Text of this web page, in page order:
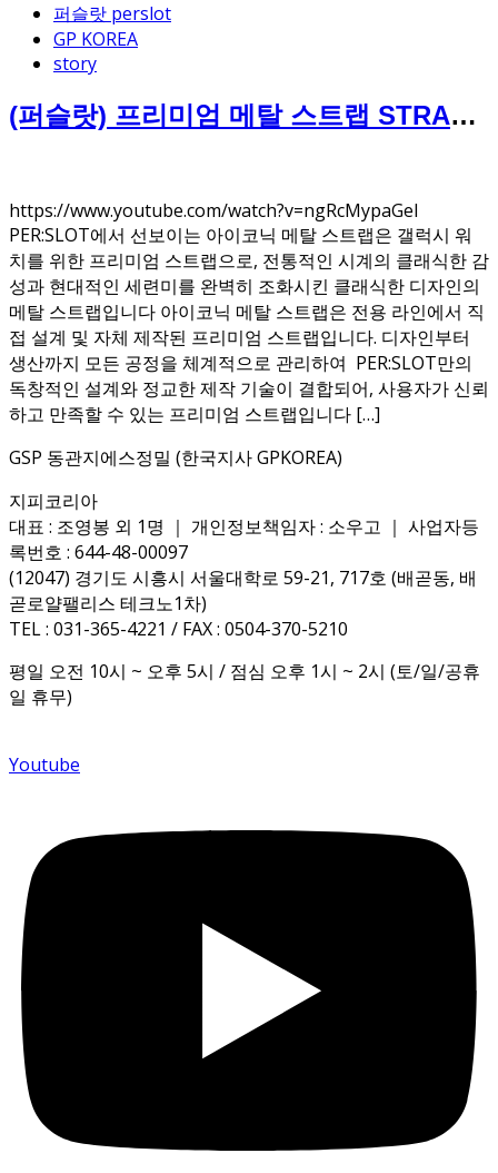
퍼슬랏 perslot
GP KOREA
story
(퍼슬랏) 프리미엄 메탈 스트랩 STRAP
https://www.youtube.com/watch?v=ngRcMypaGeI
PER:SLOT에서 선보이는 아이코닉 메탈 스트랩은 갤럭시 워
치를 위한 프리미엄 스트랩으로, 전통적인 시계의 클래식한 감
성과 현대적인 세련미를 완벽히 조화시킨 클래식한 디자인의
메탈 스트랩입니다 아이코닉 메탈 스트랩은 전용 라인에서 직
접 설계 및 자체 제작된 프리미엄 스트랩입니다. 디자인부터
생산까지 모든 공정을 체계적으로 관리하여 PER:SLOT만의
독창적인 설계와 정교한 제작 기술이 결합되어, 사용자가 신뢰
하고 만족할 수 있는 프리미엄 스트랩입니다 […]
GSP 동관지에스정밀 (한국지사 GPKOREA)
지피코리아
대표 : 조영봉 외 1명 ｜ 개인정보책임자 : 소우고 ｜ 사업자등
록번호 : 644-48-00097
(12047) 경기도 시흥시 서울대학로 59-21, 717호 (배곧동, 배
곧로얄팰리스 테크노1차)
TEL : 031-365-4221 / FAX : 0504-370-5210
평일 오전 10시 ~ 오후 5시 / 점심 오후 1시 ~ 2시 (토/일/공휴
일 휴무)
Youtube